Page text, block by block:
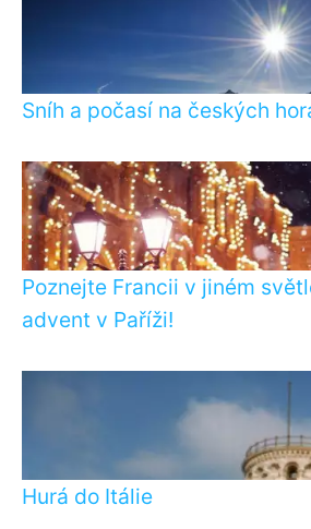
Sníh a počasí na českých
Poznejte Francii v jiném
advent v Paříži!
Hurá do Itálie